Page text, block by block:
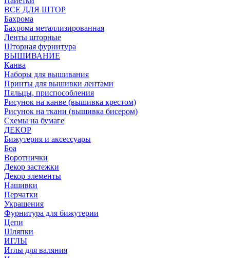
ВСЕ ДЛЯ ШТОР
Бахрома
Бахрома металлизированная
Ленты шторные
Шторная фурнитура
ВЫШИВАНИЕ
Канва
Наборы для вышивания
Принты для вышивки лентами
Пяльцы, приспособления
Рисунок на канве (вышивка крестом)
Рисунок на ткани (вышивка бисером)
Схемы на бумаге
ДЕКОР
Бижутерия и аксессуары
Боа
Воротнички
Декор застежки
Декор элементы
Нашивки
Перчатки
Украшения
Фурнитура для бижутерии
Цепи
Шляпки
ИГЛЫ
Иглы для валяния